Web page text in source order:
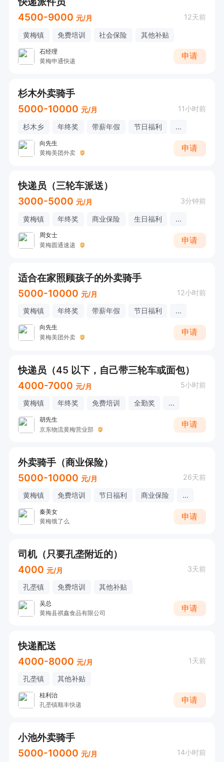
4500-9000 元/月 12天前
黄梅镇 免费培训 社会保险 其他补贴
石经理
黄梅申通快递
申请
杉木外卖骑手
5000-10000 元/月 11小时前
杉木乡 年终奖 带薪年假 节日福利 ...
向先生
黄梅美团外卖
申请
快递员（三轮车派送）
3000-5000 元/月 3分钟前
黄梅镇 年终奖 商业保险 生日福利 ...
周女士
黄梅圆通速递
申请
适合在家照顾孩子的外卖骑手
5000-10000 元/月 12小时前
黄梅镇 年终奖 带薪年假 节日福利 ...
向先生
黄梅美团外卖
申请
快递员（45 以下，自己带三轮车或面包）
4000-7000 元/月 5小时前
黄梅镇 年终奖 免费培训 全勤奖 ...
胡先生
京东物流黄梅营业部
申请
外卖骑手（商业保险）
5000-10000 元/月 26天前
黄梅镇 免费培训 节日福利 商业保险 ...
秦美女
黄梅饿了么
申请
司机（只要孔垄附近的）
4000 元/月 3天前
孔垄镇 免费培训 其他补贴
吴总
黄梅县祺鑫食品有限公司
申请
快递配送
4000-8000 元/月 1天前
孔垄镇 其他补贴
桂利治
孔垄镇顺丰快递
申请
小池外卖骑手
5000-10000 元/月 14小时前